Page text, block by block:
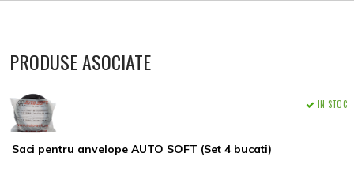
PRODUSE ASOCIATE
Saci pentru anvelope AUTO SOFT (Set 4 bucati)
IN STOC